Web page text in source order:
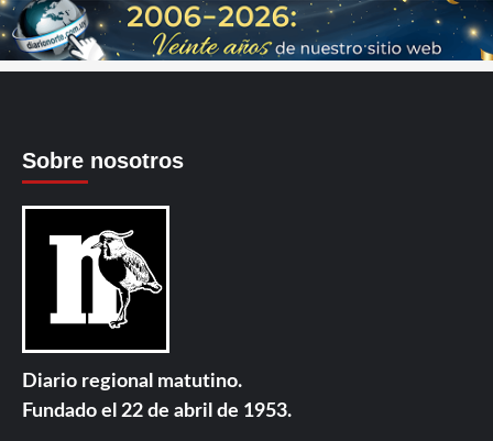
Sobre nosotros
Diario regional matutino.
Fundado el 22 de abril de 1953.